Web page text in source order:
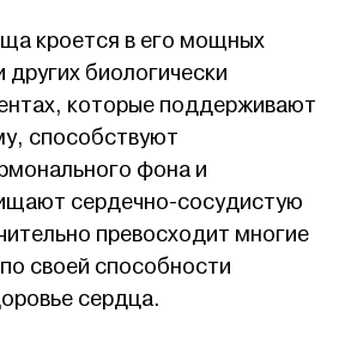
кроется в его мощных
других биологически
которые поддерживают
способствуют
фона и
сердечно-сосудистую
превосходит многие
своей способности
сердца.